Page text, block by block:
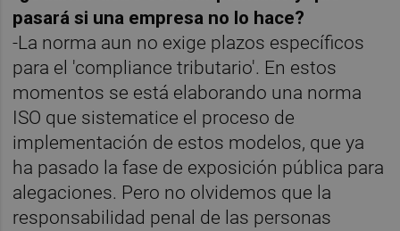
pasará si una empresa no lo hace?
-La norma aun no exige plazos específicos
para el 'compliance tributario'. En estos
momentos se está elaborando una norma
ISO que sistematice el proceso de
implementación de estos modelos, que ya
ha pasado la fase de exposición pública para
alegaciones. Pero no olvidemos que la
responsabilidad penal de las personas